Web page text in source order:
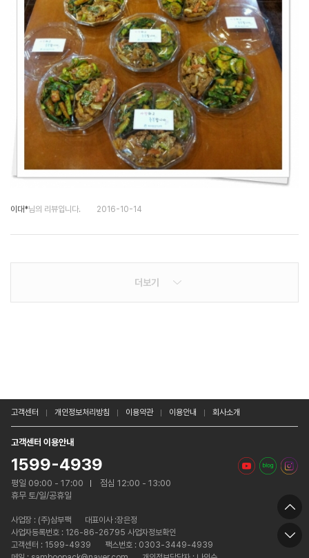
이대*님의 리뷰입니다. 2016-10-14
더보기
고객센터 개인정보처리방침 이용약관 이용안내 회사소개
고객센터 이용안내
1599-4939
평일 09:00 - 17:00
점심 12:00 - 13:00
휴무 토/일/공휴일
사업장 : (주)삼부팩
대표이사 :장은정
사업자등록번호 : 126-86-26795 사업자정보확인
고객센터 : 1599-4939
팩스번호 : 0303-3449-4939